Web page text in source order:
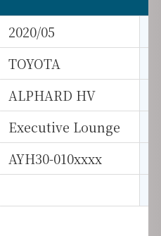
2020/05
TOYOTA
ALPHARD HV
Executive Lounge
AYH30-010xxxx